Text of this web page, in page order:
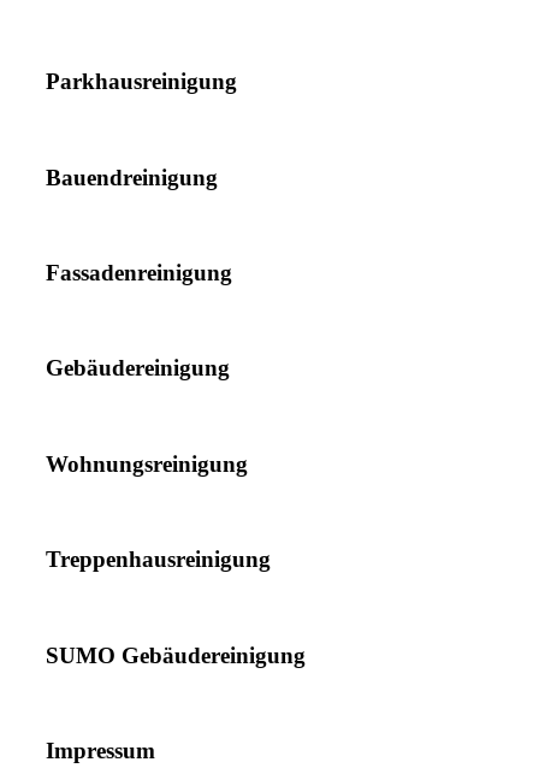
Parkhausreinigung
Bauendreinigung
Fassadenreinigung
Gebäudereinigung
Wohnungsreinigung
Treppenhausreinigung
SUMO Gebäudereinigung
Impressum